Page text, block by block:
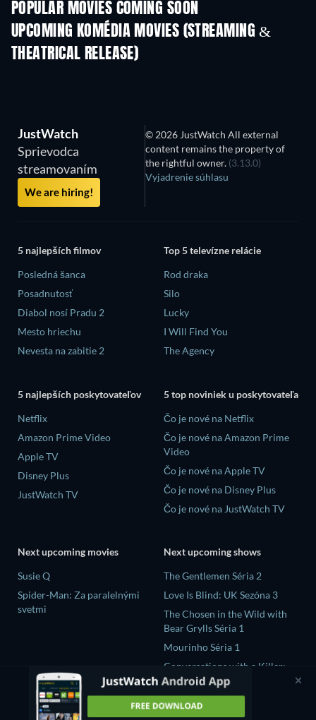
POPULAR MOVIES COMING SOON
UPCOMING KOMÉDIA MOVIES (STREAMING &
THEATRICAL RELEASE)
JustWatch
Sprievodca
streamovaním
We are hiring!
© 2026 JustWatch All external
content remains the property of
the rightful owner. (3.13.0)
Vyjadrenie súhlasu
5 najlepších filmov
Posledná šanca
Posadnutosť
Diabol nosí Pradu 2
Mesto hriechu
Nevesta na zabitie 2
Top 5 televízne relácie
Rod draka
Silo
Lucky
I Will Find You
The Agency
5 najlepších poskytovateľov
Netflix
Amazon Prime Video
Apple TV
Disney Plus
JustWatch TV
5 top noviniek u poskytovateľa
Čo je nové na Netflix
Čo je nové na Amazon Prime
Video
Čo je nové na Apple TV
Čo je nové na Disney Plus
Čo je nové na JustWatch TV
Next upcoming movies
Susie Q
Spider-Man: Za paralelnými
svetmi
Next upcoming shows
The Gentlemen Séria 2
Love Is Blind: UK Sezóna 3
The Chosen in the Wild with
Bear Grylls Séria 1
Mourinho Séria 1
Conversations with a Killer:
The Charles Manson Tapes
Séria 1